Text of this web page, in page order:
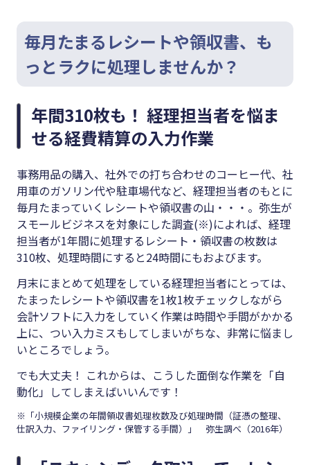
毎月たまるレシートや領収書、も
っとラクに処理しませんか？
年間310枚も！ 経理担当者を悩ま
せる経費精算の入力作業
事務用品の購入、社外での打ち合わせのコーヒー代、社
用車のガソリン代や駐車場代など、経理担当者のもとに
毎月たまっていくレシートや領収書の山・・・。弥生が
スモールビジネスを対象にした調査(※)によれば、経理
担当者が1年間に処理するレシート・領収書の枚数は
310枚、処理時間にすると24時間にもおよびます。
月末にまとめて処理をしている経理担当者にとっては、
たまったレシートや領収書を1枚1枚チェックしながら
会計ソフトに入力をしていく作業は時間や手間がかかる
上に、つい入力ミスもしてしまいがちな、非常に悩まし
いところでしょう。
でも大丈夫！ これからは、こうした面倒な作業を「自
動化」してしまえばいいんです！
※「小規模企業の年間領収書処理枚数及び処理時間（証憑の整理、
仕訳入力、ファイリング・保管する手間）」 弥生調べ（2016年）